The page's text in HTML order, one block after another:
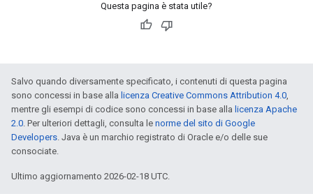
Questa pagina è stata utile?
Salvo quando diversamente specificato, i contenuti di questa pagina
sono concessi in base alla licenza Creative Commons Attribution 4.0,
mentre gli esempi di codice sono concessi in base alla licenza Apache
2.0. Per ulteriori dettagli, consulta le norme del sito di Google
Developers. Java è un marchio registrato di Oracle e/o delle sue
consociate.
Ultimo aggiornamento 2026-02-18 UTC.